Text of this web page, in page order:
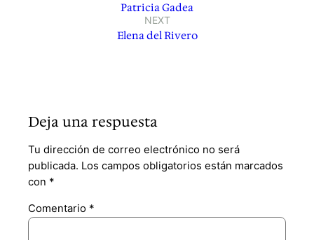
Patricia Gadea
NEXT
Elena del Rivero
Deja una respuesta
Tu dirección de correo electrónico no será
publicada. Los campos obligatorios están marcados
con *
Comentario *